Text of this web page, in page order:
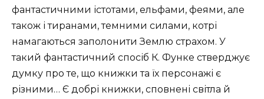
фантастичними істотами, ельфами, феями, але
також і тиранами, темними силами, котрі
намагаються заполонити Землю страхом. У
такий фантастичний спосіб К. Функе стверджує
думку про те, що книжки та їх персонажі є
різними… Є добрі книжки, сповнені світла й